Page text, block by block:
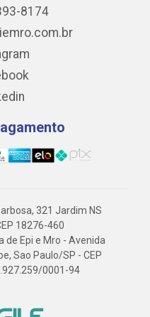
8174
321 Jardim NS
18276-460
de Epi e Mro - Avenida
Sao Paulo/SP - CEP
0001-94